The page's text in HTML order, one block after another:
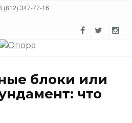
(812) 347-77-16
блоки или
что